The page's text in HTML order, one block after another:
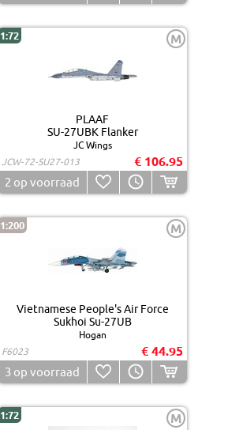
1:72 M
PLAAF
SU-27UBK Flanker
JC Wings
JCW-72-SU27-013
€ 106.95
2 op voorraad
1:200 M
Vietnamese People's Air Force
Sukhoi Su-27UB
Hogan
F6023
€ 44.95
3 op voorraad
1:72 M